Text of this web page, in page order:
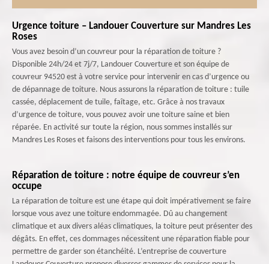
Urgence toiture – Landouer Couverture sur Mandres Les
Roses
Vous avez besoin d’un couvreur pour la réparation de toiture ?
Disponible 24h/24 et 7j/7, Landouer Couverture et son équipe de
couvreur 94520 est à votre service pour intervenir en cas d’urgence ou
de dépannage de toiture. Nous assurons la réparation de toiture : tuile
cassée, déplacement de tuile, faîtage, etc. Grâce à nos travaux
d’urgence de toiture, vous pouvez avoir une toiture saine et bien
réparée. En activité sur toute la région, nous sommes installés sur
Mandres Les Roses et faisons des interventions pour tous les environs.
Réparation de toiture : notre équipe de couvreur s’en
occupe
La réparation de toiture est une étape qui doit impérativement se faire
lorsque vous avez une toiture endommagée. Dû au changement
climatique et aux divers aléas climatiques, la toiture peut présenter des
dégâts. En effet, ces dommages nécessitent une réparation fiable pour
permettre de garder son étanchéité. L’entreprise de couverture